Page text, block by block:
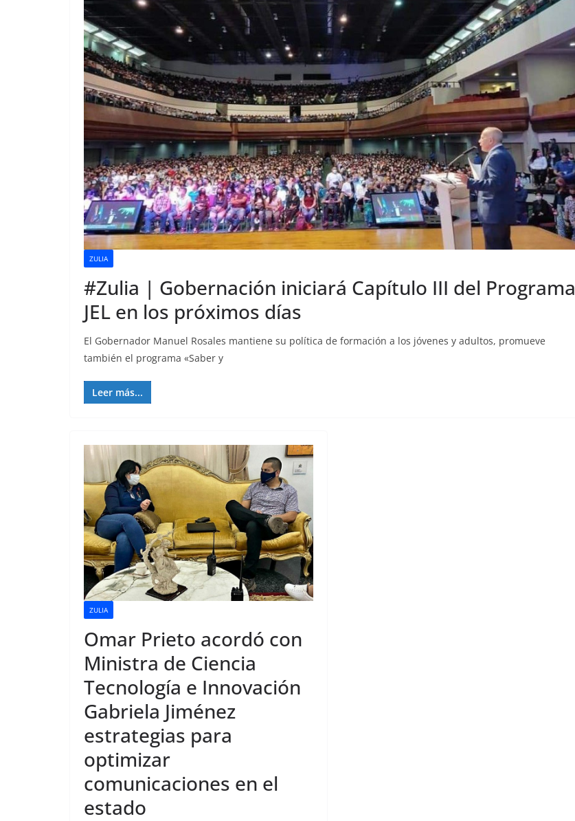
ZULIA
#Zulia | Gobernación iniciará Capítulo III del Programa
JEL en los próximos días
El Gobernador Manuel Rosales mantiene su política de formación a los jóvenes y adultos, promueve
también el programa «Saber y
Leer más...
ZULIA
Omar Prieto acordó con
Ministra de Ciencia
Tecnología e Innovación
Gabriela Jiménez
estrategias para
optimizar
comunicaciones en el
estado